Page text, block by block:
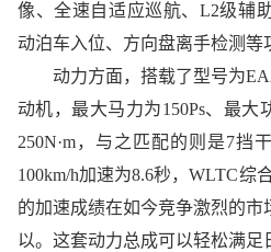
像、全速自适应巡航、L2级辅
动泊车入位、方向盘离手检测等
动力方面，搭载了型号为
动机，最大马力为150Ps、最大
250N·m，与之匹配的则是7挡
100km/h加速为8.6秒，WLTC综
的加速成绩在如今竞争激烈的
以。这套动力总成可以轻松满